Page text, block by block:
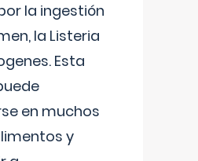
la ingestión
la Listeria
Esta
en muchos
y